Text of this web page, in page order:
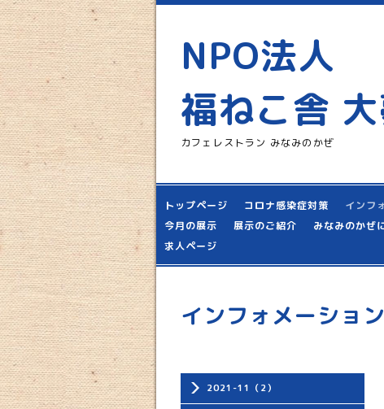
NPO法人
福ねこ舎
カフェレストラン みなみのかぜ
トップページ コロナ感染症対策 インフ
今月の展示
展示のご紹介 みなみのかぜ
求人ページ
2021-11（2）
インフォメーション